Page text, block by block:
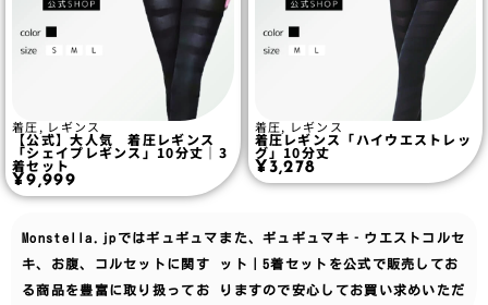
着圧, レギンス
【公式】大人気 着圧レギンス
「シェイプレギンス」10分丈｜3
着セット
¥9,999
着圧, レギンス
着圧レギンス「ハイウエストレッ
グ」10分丈
¥3,278
Monstella.jpではギュギュマ
キ、お腹、コルセット に関す
る商品を豊富に取り扱ってお
また、ギュギュマキ‐ウエストコルセ
ット｜5着セットを公式で販売してお
りますので安心してお買い求めいただ